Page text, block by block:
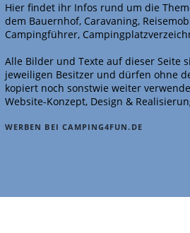
Hier findet ihr Infos rund um die
dem Bauernhof, Caravaning,
Campingführer,
Alle Bilder und Texte auf dieser Seite
jeweiligen Besitzer und dürfen ohne
kopiert noch sonstwie weiter
Website-Konzept, Design &
WERBEN BEI CAMPING4FUN.DE